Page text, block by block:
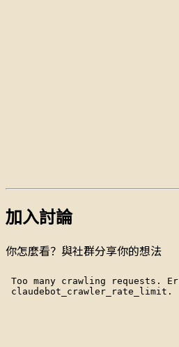
加入討論
你怎麼看？與社群分享你的想法